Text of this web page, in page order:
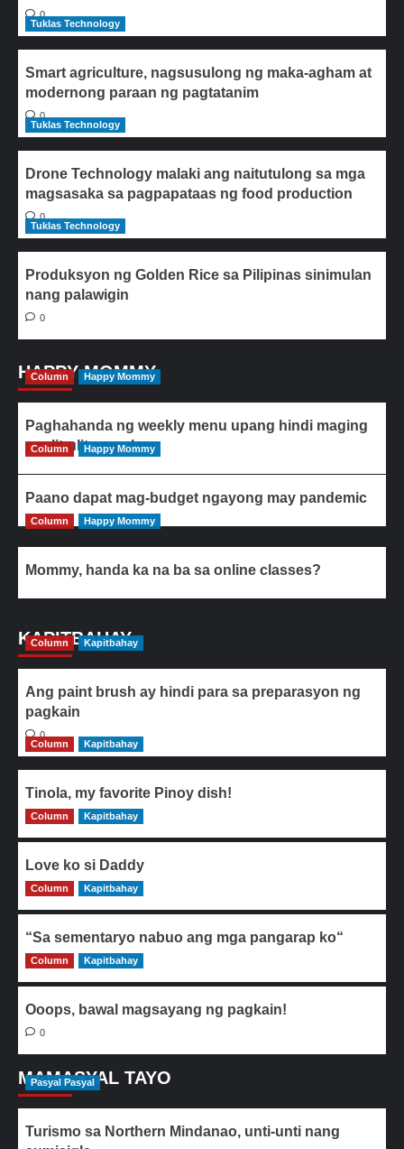
0
Tuklas Technology
Smart agriculture, nagsusulong ng maka-agham at
modernong paraan ng pagtatanim
0
Tuklas Technology
Drone Technology malaki ang naitutulong sa mga
magsasaka sa pagpapataas ng food production
0
Tuklas Technology
Produksyon ng Golden Rice sa Pilipinas sinimulan
nang palawigin
0
HAPPY MOMMY
Column Happy Mommy
Paghahanda ng weekly menu upang hindi maging
paulit-ulit ang ulam
Column Happy Mommy
Paano dapat mag-budget ngayong may pandemic
Column Happy Mommy
Mommy, handa ka na ba sa online classes?
KAPITBAHAY
Column Kapitbahay
Ang paint brush ay hindi para sa preparasyon ng
pagkain
0
Column
Kapitbahay
Tinola, my favorite Pinoy dish!
0
Column Kapitbahay
Love ko si Daddy
0
Column Kapitbahay
“Sa sementaryo nabuo ang mga pangarap ko“
0
Column Kapitbahay
Ooops, bawal magsayang ng pagkain!
0
MAMASYAL TAYO
Pasyal Pasyal
Turismo sa Northern Mindanao, unti-unti nang